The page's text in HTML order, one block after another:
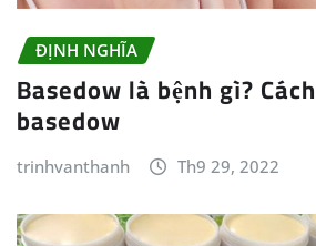
ĐỊNH NGHĨA
Basedow là bệnh gì?
basedow
trinhvanthanh Th9 29, 2022